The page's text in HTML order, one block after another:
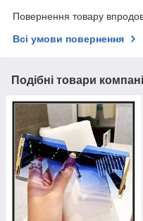
Повернення товару
Всі умови повернення
Подібні товари